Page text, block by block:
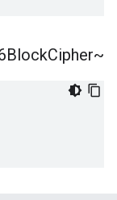
~AES256Block
Cipher